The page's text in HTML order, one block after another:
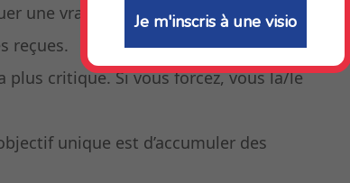
une vraie réticence basée sur l’expérience
reçues.
plus critique. Si vous forcez, vous la/le
unique est d’accumuler des
Je m'inscris à une visio